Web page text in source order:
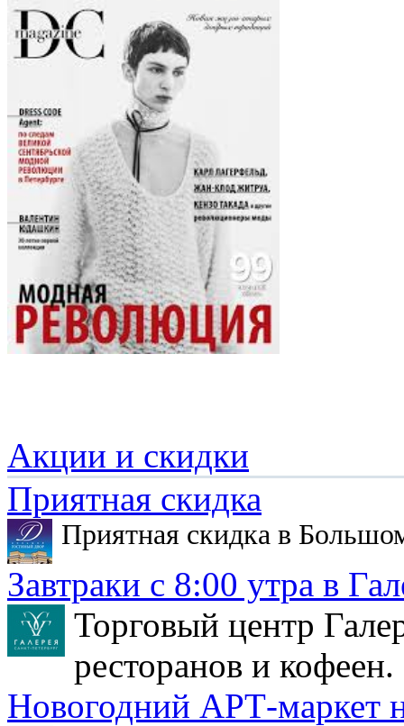
Акции и скидки
Приятная скидка
Приятная скидка в
Завтраки с 8:00 утра в
Торговый центр
ресторанов и кофеен.
Новогодний АРТ-маркет